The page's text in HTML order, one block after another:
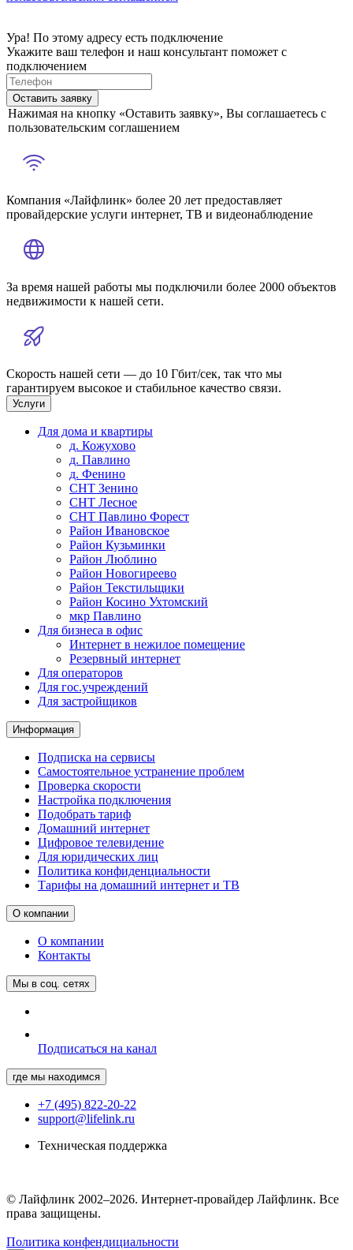
Ура! По этому адресу есть подключение
Укажите ваш телефон и наш консультант поможет с
подключением
Оставить заявку
Нажимая на кнопку «Оставить заявку», Вы соглашаетесь с
пользовательским соглашением
Компания «Лайфлинк» более 20 лет предоставляет
провайдерские услуги интернет, ТВ и видеонаблюдение
За время нашей работы мы подключили более 2000 объектов
недвижимости к нашей сети.
Скорость нашей сети — до 10 Гбит/сек, так что мы
гарантируем высокое и стабильное качество связи.
Услуги
Для дома и квартиры
д. Кожухово
д. Павлино
д. Фенино
СНТ Зенино
СНТ Лесное
СНТ Павлино Форест
Район Ивановское
Район Кузьминки
Район Люблино
Район Новогиреево
Район Текстильщики
Район Косино Ухтомский
мкр Павлино
Для бизнеса в офис
Интернет в нежилое помещение
Резервный интернет
Для операторов
Для гос.учреждений
Для застройщиков
Информация
Подписка на сервисы
Самостоятельное устранение проблем
Проверка скорости
Настройка подключения
Подобрать тариф
Домашний интернет
Цифровое телевидение
Для юридических лиц
Политика конфиденциальности
Тарифы на домашний интернет и ТВ
О компании
О компании
Контакты
Мы в соц. сетях
Подписаться на канал
где мы находимся
+7 (495) 822-20-22
support@lifelink.ru
Техническая поддержка
© Лайфлинк 2002–2026. Интернет-провайдер Лайфлинк. Все
права защищены.
Политика конфендициальности